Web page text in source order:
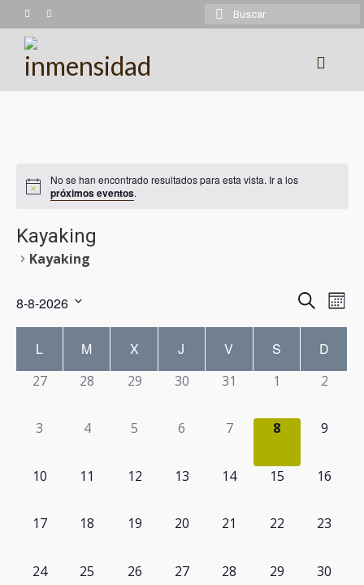
Buscar
por:
Montañismo
Kayaking
Calendario
Turismo receptivo
Contacto
No se han encontrado resultados para esta vista. Ir a los
próximos eventos.
Kayaking
Kayaking
de
vistas
de
Buscar
de
Mes
8-8-2026
Calendario
de
L M X J V S D
0
27
0
28
0
29
0
30
0
31
01
0
2
0
3
0
4
0
5
0
6
0
7
0
8
0
9
010
011
012
013
014
015
016
017
018
019
0
20
0
21
0
22
0
23
0
24
0
25
0
26
0
27
0
28
0
29
0
30